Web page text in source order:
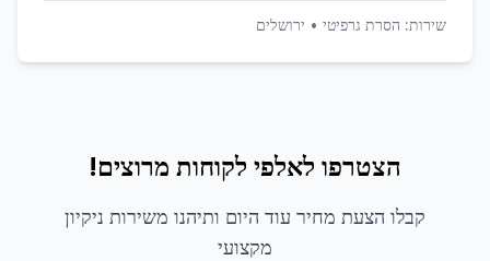
שירות: הסרת גרפיטי • ירושלים
הצטרפו לאלפי לקוחות מרוצים!
קבלו הצעת מחיר עוד היום ותיהנו משירות ניקיון
מקצועי